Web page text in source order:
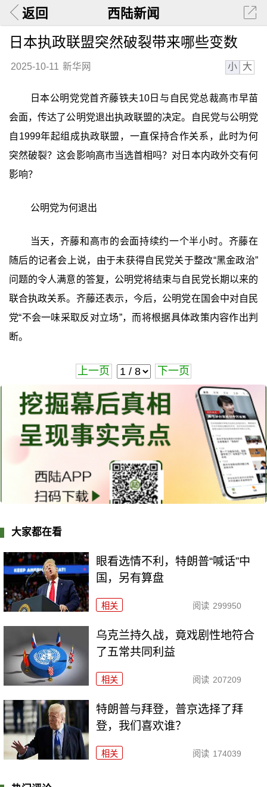
返回 西陆新闻
日本执政联盟突然破裂带来哪些变数
2025-10-11 新华网 小 大
日本公明党党首齐藤铁夫10日与自民党总裁高市早苗
会面，传达了公明党退出执政联盟的决定。自民党与公明党
自1999年起组成执政联盟，一直保持合作关系，此时为何
突然破裂？这会影响高市当选首相吗？对日本内政外交有何
影响？
公明党为何退出
当天，齐藤和高市的会面持续约一个半小时。齐藤在
随后的记者会上说，由于未获得自民党关于整改“黑金政治”
问题的令人满意的答复，公明党将结束与自民党长期以来的
联合执政关系。齐藤还表示，今后，公明党在国会中对自民
党“不会一味采取反对立场”，而将根据具体政策内容作出判
断。
上一页 下一页
大家都在看
眼看选情不利，特朗普“喊话”中
国，另有算盘
相关 阅读 299950
乌克兰持久战，竟戏剧性地符合
了五常共同利益
相关 阅读 207209
特朗普与拜登，普京选择了拜
登，我们喜欢谁？
相关 阅读 174039